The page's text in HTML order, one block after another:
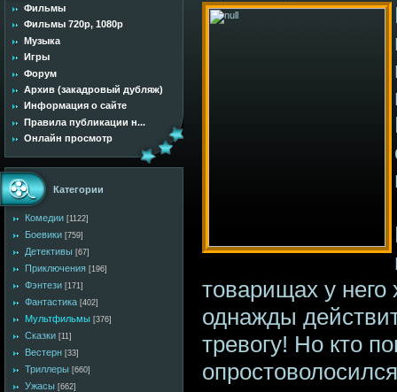
Фильмы
Фильмы 720p, 1080p
Музыка
Игры
Форум
Архив (закадровый дубляж)
Информация о сайте
Правила публикации н...
Онлайн просмотр
Категории
Комедии [1122]
Боевики [759]
Детективы [67]
Приключения [196]
Фэнтези [171]
Фантастика [402]
Мультфильмы [376]
Сказки [11]
Вестерн [33]
Триллеры [660]
Ужасы [662]
товарищах у него
однажды
тревогу! Но кто